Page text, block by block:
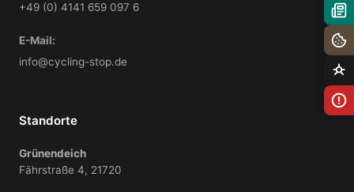
+49 (0) 4141 659 097 6
E-Mail:
info@cycling-stop.de
Standorte
Grünendeich
Fährstraße 4, 21720